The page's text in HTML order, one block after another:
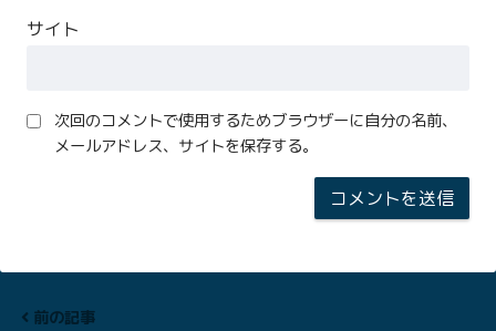
サイト
次回のコメントで使用するためブラウザーに自分の名前、
メールアドレス、サイトを保存する。
前の記事